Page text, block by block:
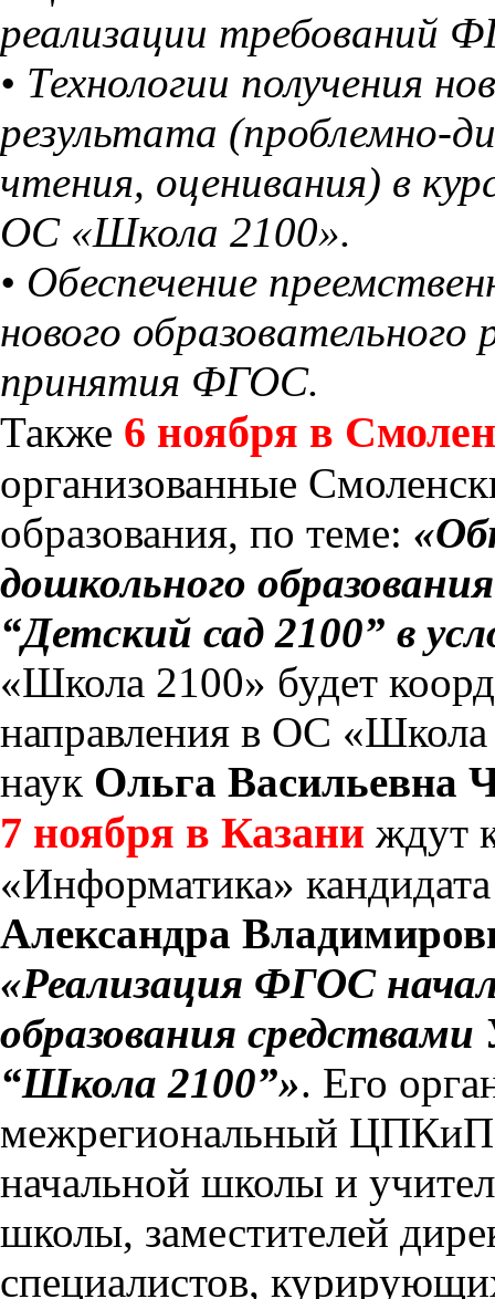
реализации требований
• Технологии получения
результата (проблемно-
чтения, оценивания) в
ОС «Школа 2100».
• Обеспечение
нового
принятия ФГОС.
Также 6 ноября в
организованные
образования, по теме:
дошкольного
“Детский сад 2100” в
«Школа 2100» будет
направления в ОС «Школа
наук Ольга Васильевна
7 ноября в Казани ждут
«Информатика»
Александра
«Реализация ФГОС
образования
“Школа 2100”». Его
межрегиональный
начальной школы и
школы, заместителей
специалистов,